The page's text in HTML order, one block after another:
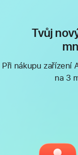
Tvůj
Při nákupu zařízení
na 3